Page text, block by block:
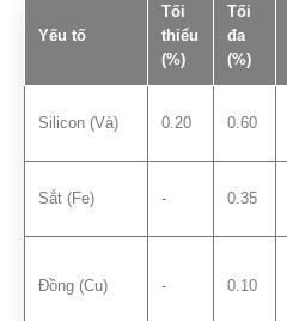
Yếu tố
Tối
thiểu
(%)
Tối
đa
(%)
Silicon (Và) 0.20 0.60
Sắt (Fe) - 0.35
Đồng (Cu) - 0.10